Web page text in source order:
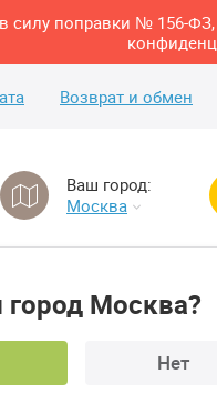
силу поправки № 156-
Возврат и обмен
Ваш город:
Москва
Москва?
Нет
кабинет
Стул ДМФ Аврора